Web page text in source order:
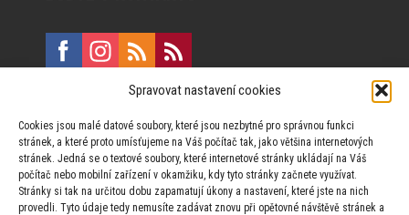
Spravovat nastavení cookies
Cookies jsou malé datové soubory, které jsou nezbytné pro správnou funkci
stránek, a které proto umísťujeme na Váš počítač tak, jako většina internetových
stránek. Jedná se o textové soubory, které internetové stránky ukládají na Váš
počítač nebo mobilní zařízení v okamžiku, kdy tyto stránky začnete využívat.
Stránky si tak na určitou dobu zapamatují úkony a nastavení, které jste na nich
provedli. Tyto údaje tedy nemusíte zadávat znovu při opětovné návštěvě stránek a
Vinohradská 190, 130 00 Praha 3
Za publikovaný obsah odpovídají jednotliví autoři.